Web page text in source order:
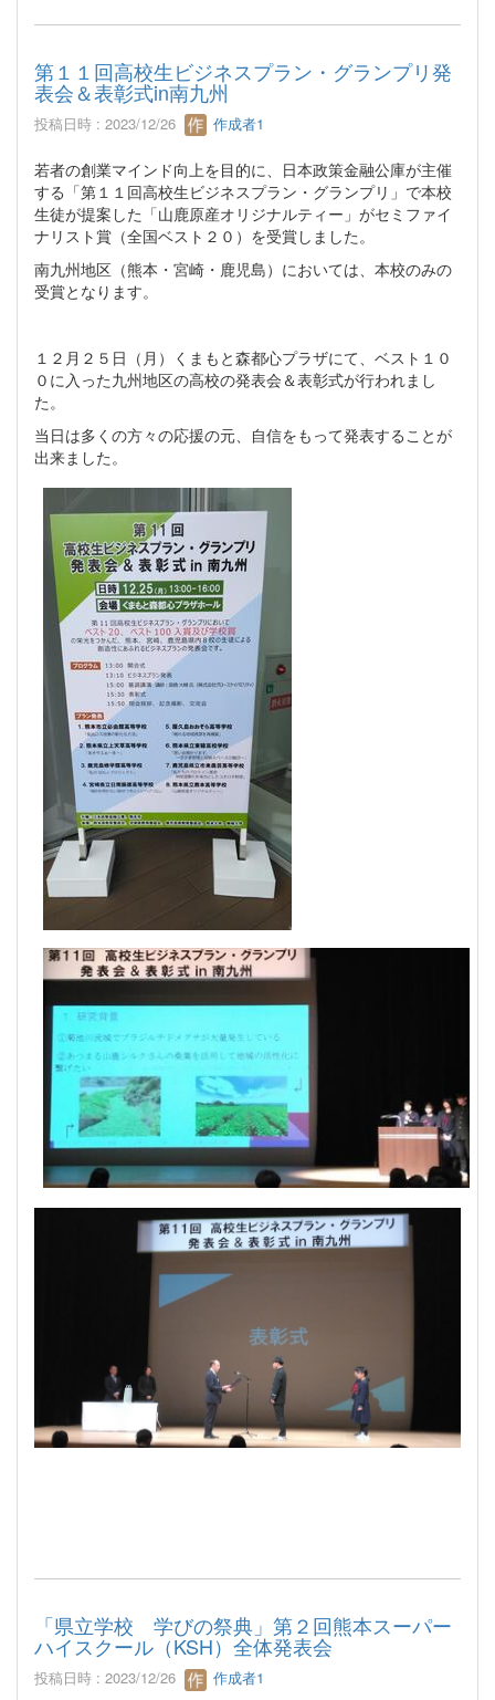
第１１回高校生ビジネスプラン・グランプリ発
表会＆表彰式in南九州
投稿日時 : 2023/12/26 作成者1
若者の創業マインド向上を目的に、日本政策金融公庫が主催
する「第１１回高校生ビジネスプラン・グランプリ」で本校
生徒が提案した「山鹿原産オリジナルティー」がセミファイ
ナリスト賞（全国ベスト２０）を受賞しました。
南九州地区（熊本・宮崎・鹿児島）においては、本校のみの
受賞となります。
１２月２５日（月）くまもと森都心プラザにて、ベスト１０
０に入った九州地区の高校の発表会＆表彰式が行われまし
た。
当日は多くの方々の応援の元、自信をもって発表することが
出来ました。
「県立学校 学びの祭典」第２回熊本スーパー
ハイスクール（KSH）全体発表会
投稿日時 : 2023/12/26 作成者1